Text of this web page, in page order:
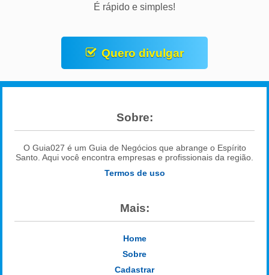
É rápido e simples!
Quero divulgar
Sobre:
O Guia027 é um Guia de Negócios que abrange o Espírito
Santo. Aqui você encontra empresas e profissionais da região.
Termos de uso
Mais:
Home
Sobre
Cadastrar